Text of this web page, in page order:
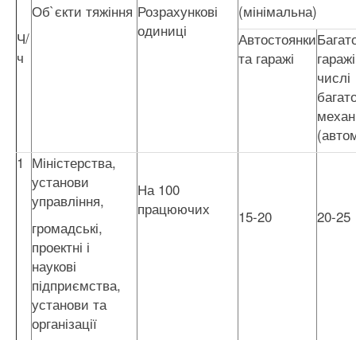
Ч/
ч
Об`єкти тяжіння Розрахункові
одиниці
(мінімальна)
Автостоянки
та гаражі
числі
1 Міністерства,
установи
управління,
громадські,
проектні і
наукові
підприємства,
установи та
організації
На 100
працюючих
15-20 20-25